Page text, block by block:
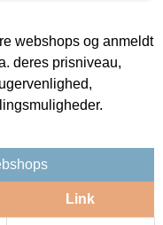
webshops og anmeldt
deres prisniveau,
Link